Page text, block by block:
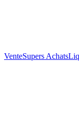
VenteSupers Achats